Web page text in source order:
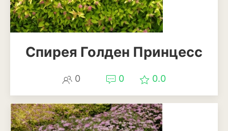
Нарциссы
Очиток или седум
Пеларгония
Спирея Голден Принцесс
0 0 0.0